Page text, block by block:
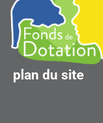
plan du site